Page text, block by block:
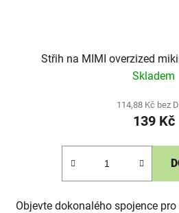
Střih na MIMI overzized
Skladem
114,88 Kč bez
139 Kč
Objevte dokonalého spojence